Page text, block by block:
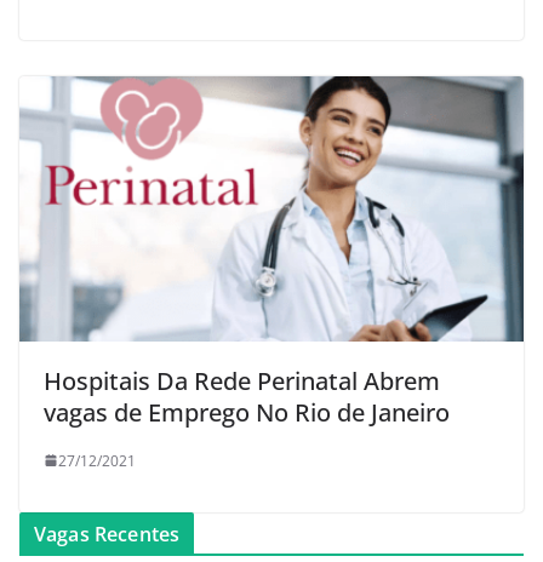
Hospitais Da Rede Perinatal Abrem
vagas de Emprego No Rio de Janeiro
27/12/2021
Vagas Recentes